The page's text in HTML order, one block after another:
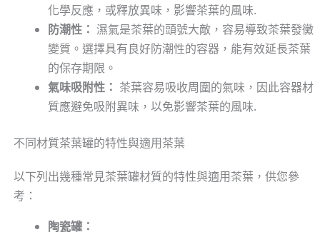
化學反應，或釋放異味，影響茶葉的風味.
防潮性： 濕氣是茶葉的頭號大敵，容易導致茶葉發黴
變質。選擇具有良好防潮性的容器，能有效延長茶葉
的保存期限。
氣味吸附性： 茶葉容易吸收周圍的氣味，因此容器材
質應避免吸附異味，以免影響茶葉的風味.
不同材質茶葉罐的特性與適用茶葉
以下列出幾種常見茶葉罐材質的特性與適用茶葉，供您參
考：
陶瓷罐：